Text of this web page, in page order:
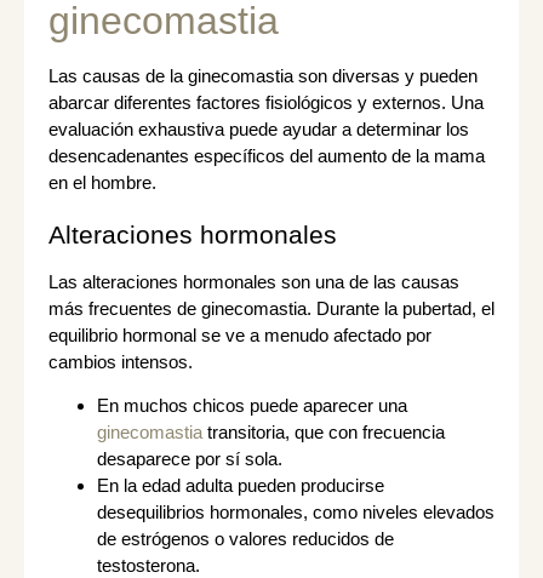
ginecomastia
Las causas de la ginecomastia son diversas y pueden
abarcar diferentes factores fisiológicos y externos. Una
evaluación exhaustiva puede ayudar a determinar los
desencadenantes específicos del aumento de la mama
en el hombre.
Alteraciones hormonales
Las alteraciones hormonales son una de las causas
más frecuentes de ginecomastia. Durante la pubertad, el
equilibrio hormonal se ve a menudo afectado por
cambios intensos.
En muchos chicos puede aparecer una
ginecomastia transitoria, que con frecuencia
desaparece por sí sola.
En la edad adulta pueden producirse
desequilibrios hormonales, como niveles elevados
de estrógenos o valores reducidos de
testosterona.